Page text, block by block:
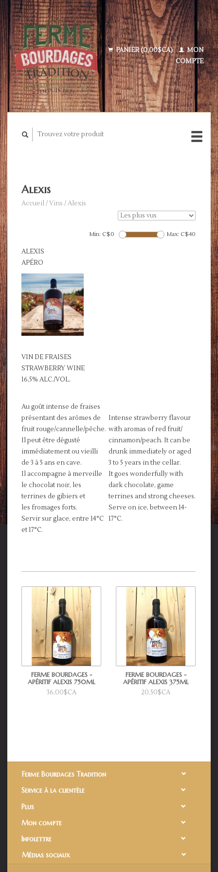
PANIER (0,00$CA)
MON
COMPTE
Alexis
Accueil/Vins /Alexis
Min: C$0 Max: C$40
ALEXIS
APÉRO
VIN DE FRAISES
STRAWBERRY WINE
16,5% ALC./VOL.
Au goût intense de fraises
présentant des arômes de
fruit rouge/cannelle/pêche.
Il peut être dégusté
immédiatement ou vieilli
de 3 à 5 ans en cave.
Il accompagne à merveille
le chocolat noir, les
terrines de gibiers et
les fromages forts.
Servir sur glace, entre 14°C
et 17°C.
Intense strawberry flavour
with aromas of red fruit/
cinnamon/peach. It can be
drunk immediately or aged
3 to 5 years in the cellar.
It goes wonderfully with
dark chocolate, game
terrines and strong cheeses.
Serve on ice, between 14-
17°C.
FERME BOURDAGES -
APÉRITIF ALEXIS 750ML
36,00$CA
FERME BOURDAGES -
APÉRITIF ALEXIS 375ML
20,50$CA
Ferme Bourdages Tradition
Service à la clientèle
Plus
Mon compte
Infolettre
Médias sociaux